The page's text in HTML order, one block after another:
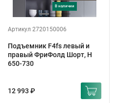
в наличии
Артикул 2720150006
Подъемник F4fs левый и
правый ФриФолд Шорт, H
650-730
12 993 ₽